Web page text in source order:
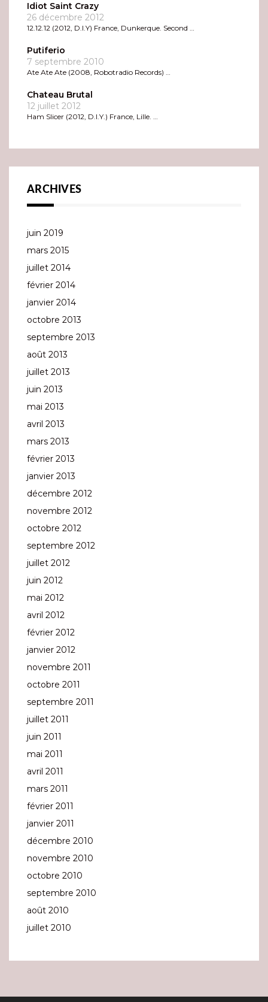
Idiot Saint Crazy
26 décembre 2012
12.12.12 (2012, D.I.Y) France, Dunkerque. Second …
Putiferio
7 septembre 2010
Ate Ate Ate (2008, Robotradio Records) …
Chateau Brutal
12 juillet 2012
Ham Slicer (2012, D.I.Y.) France, Lille. …
ARCHIVES
juin 2019
mars 2015
juillet 2014
février 2014
janvier 2014
octobre 2013
septembre 2013
août 2013
juillet 2013
juin 2013
mai 2013
avril 2013
mars 2013
février 2013
janvier 2013
décembre 2012
novembre 2012
octobre 2012
septembre 2012
juillet 2012
juin 2012
mai 2012
avril 2012
février 2012
janvier 2012
novembre 2011
octobre 2011
septembre 2011
juillet 2011
juin 2011
mai 2011
avril 2011
mars 2011
février 2011
janvier 2011
décembre 2010
novembre 2010
octobre 2010
septembre 2010
août 2010
juillet 2010